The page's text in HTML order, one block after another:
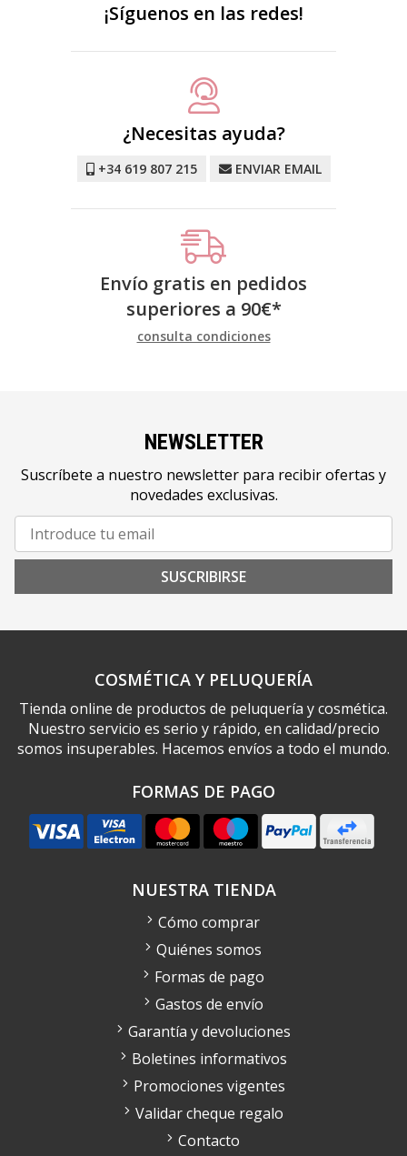
¡Síguenos en las redes!
¿Necesitas ayuda?
+34 619 807 215 ENVIAR EMAIL
Envío gratis en pedidos
superiores a 90€*
consulta condiciones
NEWSLETTER
Suscríbete a nuestro newsletter para recibir ofertas y
novedades exclusivas.
SUSCRIBIRSE
COSMÉTICA Y PELUQUERÍA
Tienda online de productos de peluquería y cosmética.
Nuestro servicio es serio y rápido, en calidad/precio
somos insuperables. Hacemos envíos a todo el mundo.
FORMAS DE PAGO
NUESTRA TIENDA
Cómo comprar
Quiénes somos
Formas de pago
Gastos de envío
Garantía y devoluciones
Boletines informativos
Promociones vigentes
Validar cheque regalo
Contacto